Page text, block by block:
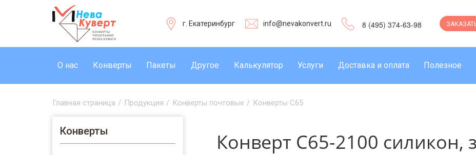
г. Екатеринбург info@nevakonvert.ru 8 (495) 374-63-98
О нас Конверты Пакеты Другое Калькулятор Услуги Доставка и оплата Полезное
Главная страница / Продукция / Конверты почтовые / Конверты C65
Конверты Конверт С65-2100 силикон,